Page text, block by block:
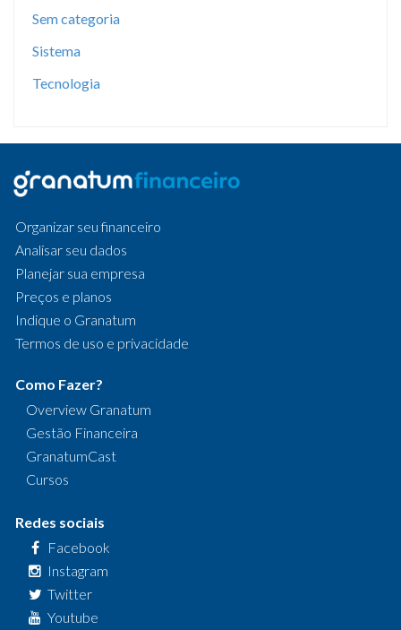
Sem categoria
Sistema
Tecnologia
Organizar seu financeiro
Analisar seu dados
Planejar sua empresa
Preços e planos
Indique o Granatum
Termos de uso e privacidade
Como Fazer?
Overview Granatum
Gestão Financeira
GranatumCast
Cursos
Redes sociais
Facebook
Instagram
Twitter
Youtube